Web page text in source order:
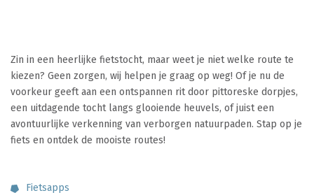
Zin in een heerlijke fietstocht, maar weet je niet welke route te
kiezen? Geen zorgen, wij helpen je graag op weg! Of je nu de
voorkeur geeft aan een ontspannen rit door pittoreske dorpjes,
een uitdagende tocht langs glooiende heuvels, of juist een
avontuurlijke verkenning van verborgen natuurpaden. Stap op je
fiets en ontdek de mooiste routes!
Fietsapps